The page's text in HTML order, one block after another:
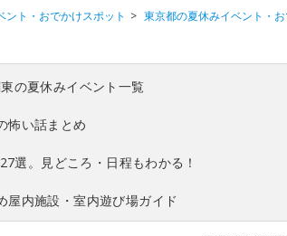
ント・おでかけスポット 東京都の夏休みイベント・
の夏休みイベント一覧
怖い話まとめ
選。見どころ・日程もわかる！
屋内施設・室内遊び場ガイド